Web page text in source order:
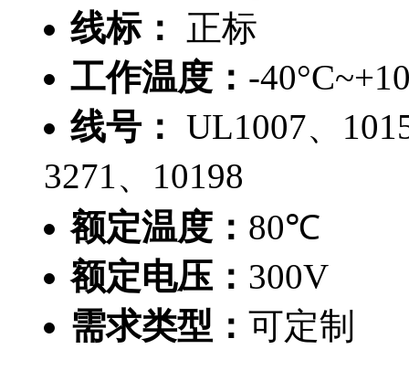
线标：
正标
工作温度： -
线号： UL1007、
3271、10198
额定温度： 80℃
额定电压： 300V
需求类型： 可定制